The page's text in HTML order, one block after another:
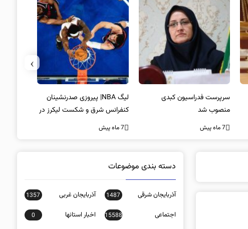
سرپرست فدراسیون کبدی
منصوب شد
7 ماه پیش
لیگ NBA| پیروزی صدرنشینان
کنفرانس شرق و شکست لیکرز در
غیاب جیمز
7 ماه پیش
›
دسته بندی موضوعات
آذربایجان شرقی 1487 آذربایجان غربی 1357
اجتماعی 15588 اخبار استانها 0